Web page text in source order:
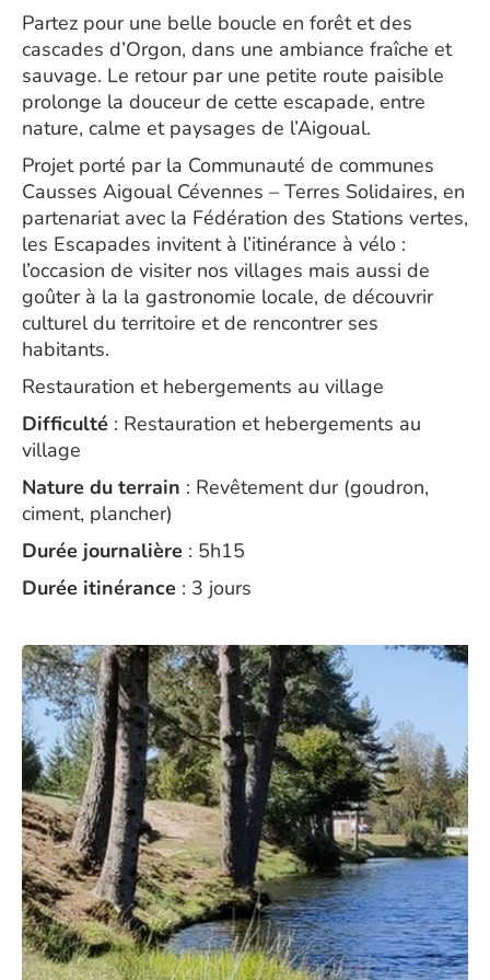
Partez pour une belle boucle en forêt et des
cascades d’Orgon, dans une ambiance fraîche et
sauvage. Le retour par une petite route paisible
prolonge la douceur de cette escapade, entre
nature, calme et paysages de l’Aigoual.
Projet porté par la Communauté de communes
Causses Aigoual Cévennes – Terres Solidaires, en
partenariat avec la Fédération des Stations vertes,
les Escapades invitent à l’itinérance à vélo :
l’occasion de visiter nos villages mais aussi de
goûter à la la gastronomie locale, de découvrir
culturel du territoire et de rencontrer ses
habitants.
Restauration et hebergements au village
Difficulté : Restauration et hebergements au
village
Nature du terrain : Revêtement dur (goudron,
ciment, plancher)
Durée journalière : 5h15
Durée itinérance : 3 jours